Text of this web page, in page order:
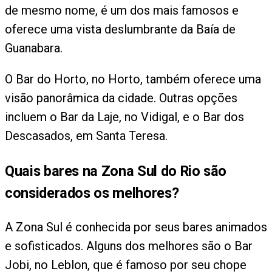
de mesmo nome, é um dos mais famosos e
oferece uma vista deslumbrante da Baía de
Guanabara.
O Bar do Horto, no Horto, também oferece uma
visão panorâmica da cidade. Outras opções
incluem o Bar da Laje, no Vidigal, e o Bar dos
Descasados, em Santa Teresa.
Quais bares na Zona Sul do Rio são
considerados os melhores?
A Zona Sul é conhecida por seus bares animados
e sofisticados. Alguns dos melhores são o Bar
Jobi, no Leblon, que é famoso por seu chope